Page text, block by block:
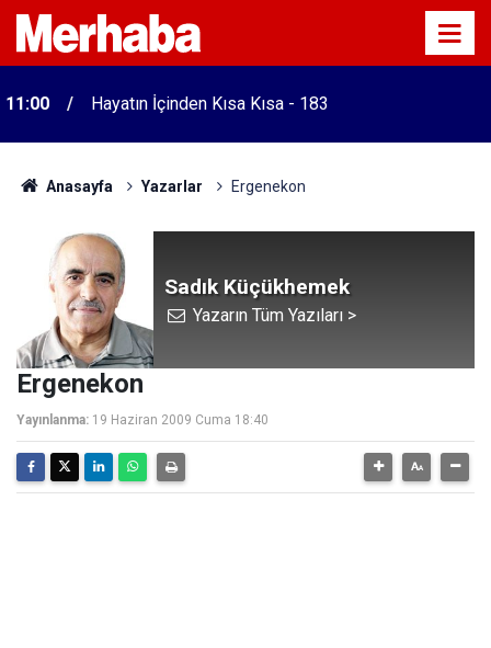
11:00 Hayatın İçinden Kısa Kısa - 183
Anasayfa Yazarlar Ergenekon
Sadık Küçükhemek
Yazarın Tüm Yazıları >
Ergenekon
Yayınlanma: 19 Haziran 2009 Cuma 18:40